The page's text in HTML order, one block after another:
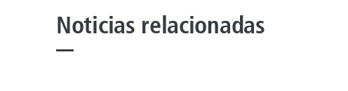
Noticias relacionadas